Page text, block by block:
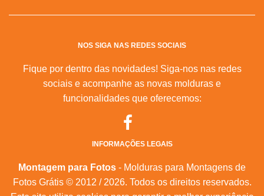
NOS SIGA NAS REDES SOCIAIS
Fique por dentro das novidades! Siga-nos nas redes
sociais e acompanhe as novas molduras e
funcionalidades que oferecemos:
INFORMAÇÕES LEGAIS
Montagem para Fotos - Molduras para Montagens de
Fotos Grátis © 2012 / 2026. Todos os direitos reservados.